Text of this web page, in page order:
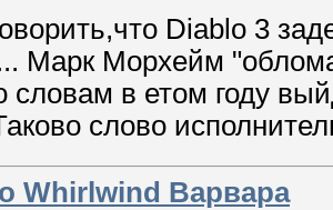
Diablo 3
Марк Морхейм
словам в етом году
слово
Whirlwind Варвара